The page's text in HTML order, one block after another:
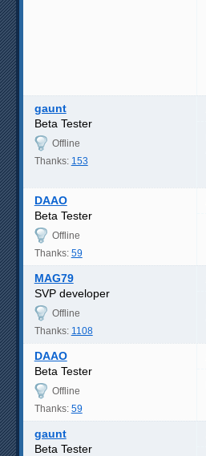
gaunt
Beta Tester
Offline
Thanks: 153
DAAO
Beta Tester
Offline
Thanks: 59
MAG79
SVP developer
Offline
Thanks: 1108
DAAO
Beta Tester
Offline
Thanks: 59
gaunt
Beta Tester